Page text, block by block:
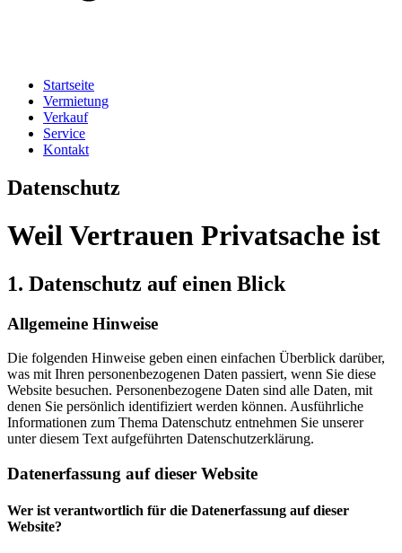
Startseite
Vermietung
Verkauf
Service
Kontakt
Datenschutz
Weil Vertrauen Privatsache ist
1. Datenschutz auf einen Blick
Allgemeine Hinweise
Die folgenden Hinweise geben einen einfachen Überblick darüber,
was mit Ihren personenbezogenen Daten passiert, wenn Sie diese
Website besuchen. Personenbezogene Daten sind alle Daten, mit
denen Sie persönlich identifiziert werden können. Ausführliche
Informationen zum Thema Datenschutz entnehmen Sie unserer
unter diesem Text aufgeführten Datenschutzerklärung.
Datenerfassung auf dieser Website
Wer ist verantwortlich für die Datenerfassung auf dieser
Website?